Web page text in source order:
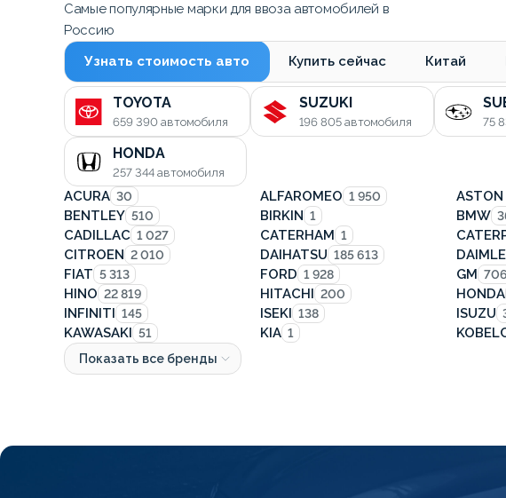
Самые популярные марки для ввоза автомобилей в
Россию
Узнать стоимость авто
Купить сейчас Китай
TOYOTA
659 390 автомобиля
SUZUKI
196 805 автомобиля 75
HONDA
257 344 автомобиля
ACURA 30 ALFAROMEO 1 950
BENTLEY 510 BIRKIN 1 BMW
CADILLAC 1 027 CATERHAM 1
CITROEN 2 010 DAIHATSU 185 613
FIAT 5 313 FORD 1 928 GM 706
HINO 22 819 HITACHI 200 HONDA
INFINITI 145 ISEKI 138 ISUZU
KAWASAKI 51 KIA 1
Показать все бренды